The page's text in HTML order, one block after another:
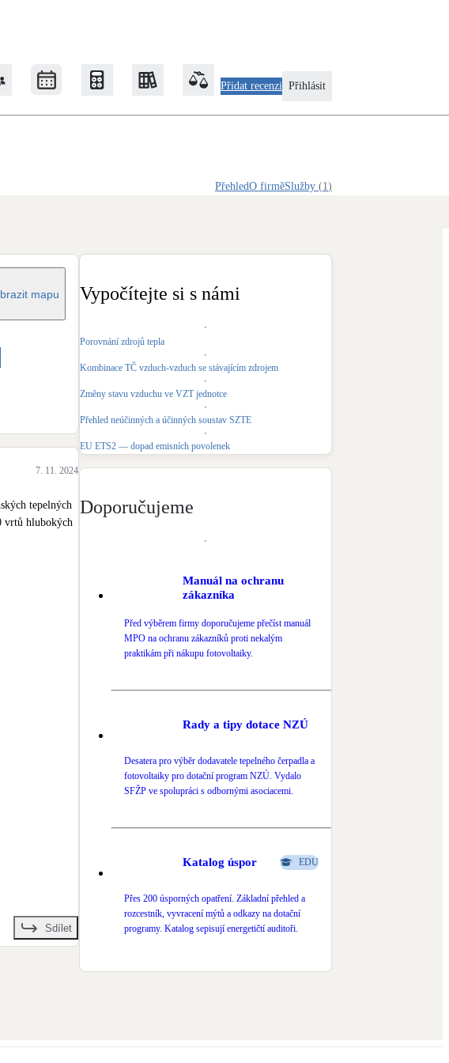
Přidat recenzi Přihlásit
Tepelná čerpadla na chlazení
Novostavby
Kamna / krby
Doplňkové zdroje vytápění
Vegetační střechy
PřehledO firměSlužby (1)
mapu
7. 11. 2024
tepelných
vrtů hlubokých
Sdílet
Vypočítejte si s námi
Porovnání zdrojů tepla
Kombinace TČ vzduch-vzduch se stávajícím zdrojem
Změny stavu vzduchu ve VZT jednotce
Přehled neúčinných a účinných soustav SZTE
EU ETS2 — dopad emisních povolenek
Doporučujeme
Manuál na ochranu
zákazníka
Před výběrem firmy doporučujeme přečíst manuál
MPO na ochranu zákazníků proti nekalým
praktikám při nákupu fotovoltaiky.
Rady a tipy dotace NZÚ
Desatera pro výběr dodavatele tepelného čerpadla a
fotovoltaiky pro dotační program NZÚ. Vydalo
SFŽP ve spolupráci s odbornými asociacemi.
Katalog úspor EDU
Přes 200 úsporných opatření. Základní přehled a
rozcestník, vyvracení mýtů a odkazy na dotační
programy. Katalog sepisují energetičtí auditoři.